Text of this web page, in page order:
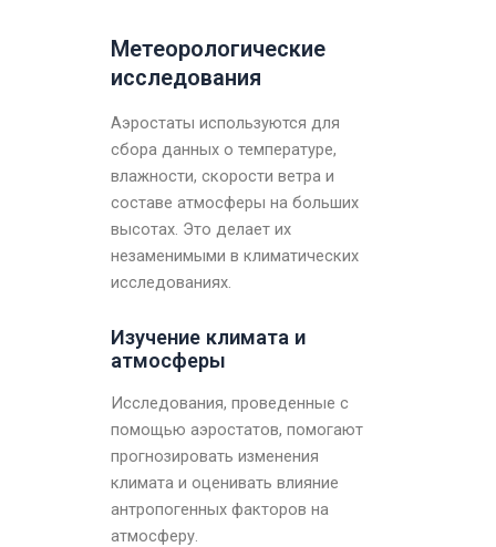
Метеорологические
исследования
Аэростаты используются для
сбора данных о температуре,
влажности, скорости ветра и
составе атмосферы на больших
высотах. Это делает их
незаменимыми в климатических
исследованиях.
Изучение климата и
атмосферы
Исследования, проведенные с
помощью аэростатов, помогают
прогнозировать изменения
климата и оценивать влияние
антропогенных факторов на
атмосферу.